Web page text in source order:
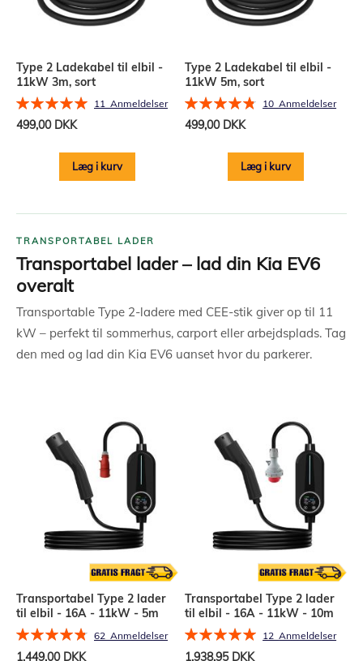
Type 2 Ladekabel til elbil -
11kW 3m, sort
Bedømmelse:
100%
11 Anmeldelser
499,00 DKK
Læg i kurv
Type 2 Ladekabel til elbil -
11kW 5m, sort
Bedømmelse:
96%
10Anmeldelser
499,00 DKK
Læg i kurv
TRANSPORTABEL LADER
Transportabel lader – lad din Kia EV6
overalt
Transportable Type 2-ladere med CEE-stik giver op til 11
kW – perfekt til sommerhus, carport eller arbejdsplads. Tag
den med og lad din Kia EV6 uanset hvor du parkerer.
Transportabel Type 2 lader
til elbil - 16A - 11kW - 5m
Bedømmelse:
62 Anmeldelser
1.449,00 DKK
Transportabel Type 2 lader
til elbil - 16A - 11kW - 10m
Bedømmelse:
12Anmeldelser
1.938,95 DKK